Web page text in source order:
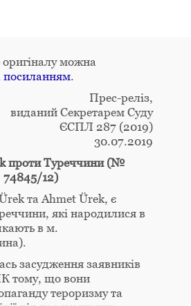
можна
посиланням.
Прес-реліз,
виданий Секретарем Суду
ЄСПЛ 287 (2019)
30.07.2019
проти Туреччини (№
74845/12)
та Ahmet Ürek, є
які народилися в
в м.
засудження заявників
тому, що вони
тероризму та